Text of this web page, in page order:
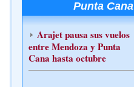
Punta Cana
Arajet pausa sus vuelos
entre Mendoza y Punta
Cana hasta octubre